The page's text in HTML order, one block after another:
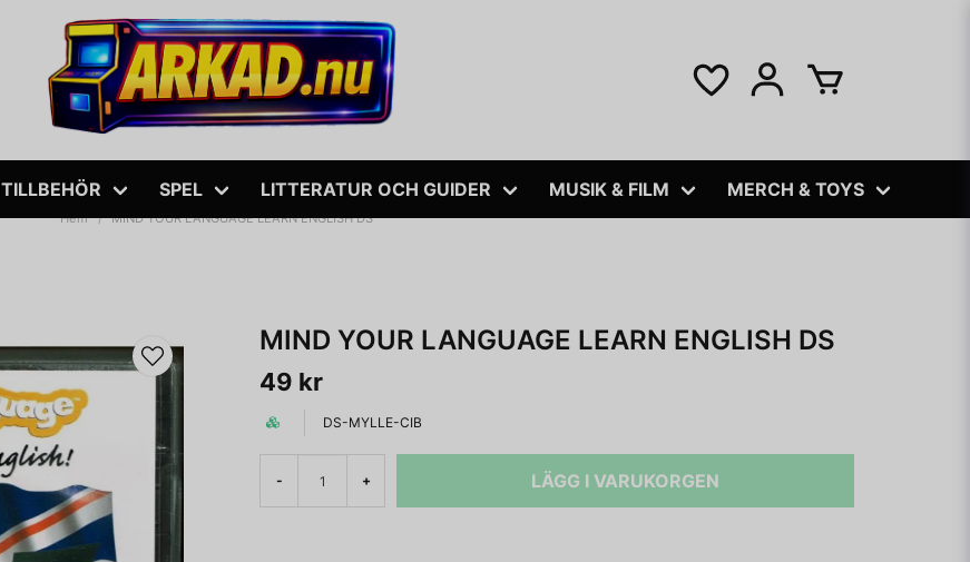
TILLBEHÖR SPEL LITTERATUR OCH GUIDER MUSIK & FILM MERCH & TOYS
Hem MIND YOUR LANGUAGE LEARN ENGLISH DS
MIND YOUR LANGUAGE LEARN ENGLISH DS
49 kr
DS-MYLLE-CIB
- + LÄGG I VARUKORGEN